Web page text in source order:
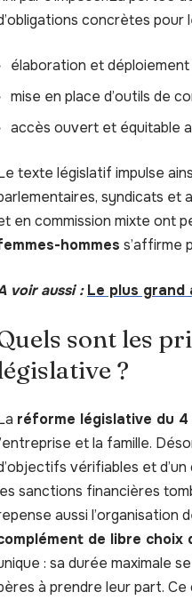
concrètes pour
élaboration et déploiement
mise en place d’outils de
accès ouvert et équitable
texte législatif impulse
syndicats et
en commission mixte ont
hommes s’affirme
voir aussi : Le plus grand
sont les
?
réforme législative du 4
et la famille.
vérifiables et
sanctions financières
aussi l’organisation
de libre choix
: sa durée maximale
à prendre leur part.